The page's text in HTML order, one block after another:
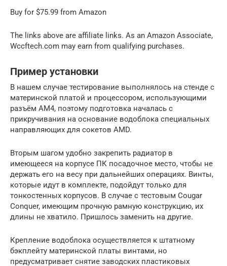
Buy for $75.99 from Amazon
The links above are affiliate links. As an Amazon Associate,
Wccftech.com may earn from qualifying purchases.
Пример установки
В нашем случае тестирование выполнялось на стенде с
материнской платой и процессором, использующими
разъём AM4, поэтому подготовка началась с
прикручивания на основание водоблока специальных
направляющих для сокетов AMD.
Вторым шагом удобно закрепить радиатор в
имеющееся на корпусе ПК посадочное место, чтобы не
держать его на весу при дальнейших операциях. Винты,
которые идут в комплекте, подойдут только для
тонкостенных корпусов. В случае с тестовым Cougar
Conquer, имеющим прочную рамную конструкцию, их
длины не хватило. Пришлось заменить на другие.
Крепление водоблока осуществляется к штатному
бэкплейту материнской платы винтами, но
предусматривает снятие заводских пластиковых